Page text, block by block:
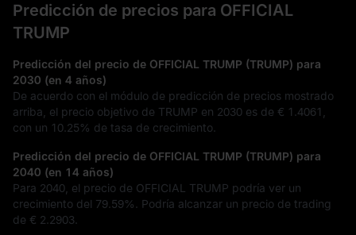
Predicción de precios para OFFICIAL
TRUMP
Predicción del precio de OFFICIAL TRUMP (TRUMP) para
2030 (en 4 años)
De acuerdo con el módulo de predicción de precios mostrado
arriba, el precio objetivo de TRUMP en 2030 es de € 1.4061
con un 10.25% de tasa de crecimiento.
Predicción del precio de OFFICIAL TRUMP (TRUMP) para
2040 (en 14 años)
Para 2040, el precio de OFFICIAL TRUMP podría ver un
crecimiento del 79.59%
. Podría alcanzar un precio de trading
de € 2.2903